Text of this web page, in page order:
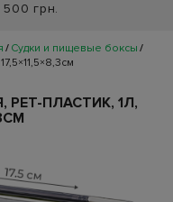
грн.
Судки и пищевые боксы
ПЛАСТИК, 1Л,